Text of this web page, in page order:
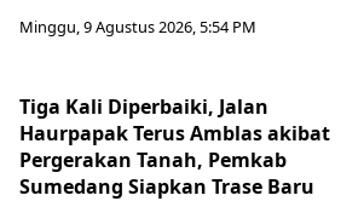
Minggu, 9 Agustus 2026, 5:54 PM
Tiga Kali Diperbaiki, Jalan
Haurpapak Terus Amblas akibat
Pergerakan Tanah, Pemkab
Sumedang Siapkan Trase Baru